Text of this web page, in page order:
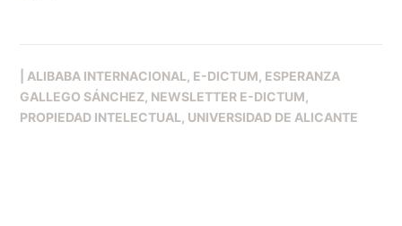
ALIBABA INTERNACIONAL E-DICTUM ESPERANZA
GALLEGO SÁNCHEZ NEWSLETTER E-DICTUM
PROPIEDAD INTELECTUAL UNIVERSIDAD DE ALICANTE